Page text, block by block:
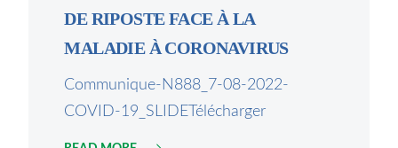
DE RIPOSTE FACE À LA
MALADIE À CORONAVIRUS
Communique-N888_7-08-2022-
COVID-19_SLIDETélécharger